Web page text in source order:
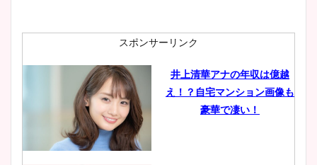
肉も凄い！
鈴木唯の太ってた時の体重が
ヤバすぎww原因や痩せたダ
スポンサーリンク
井上清華アナの年収は億越
え！？自宅マンション画像も
豪華で凄い！